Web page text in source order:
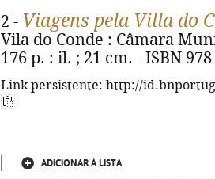
2 - Viagens pela Villa do
Vila do Conde : Câmara
176 p. : il. ; 21 cm. - ISBN
Link persistente: http://
ADICIONAR À LISTA